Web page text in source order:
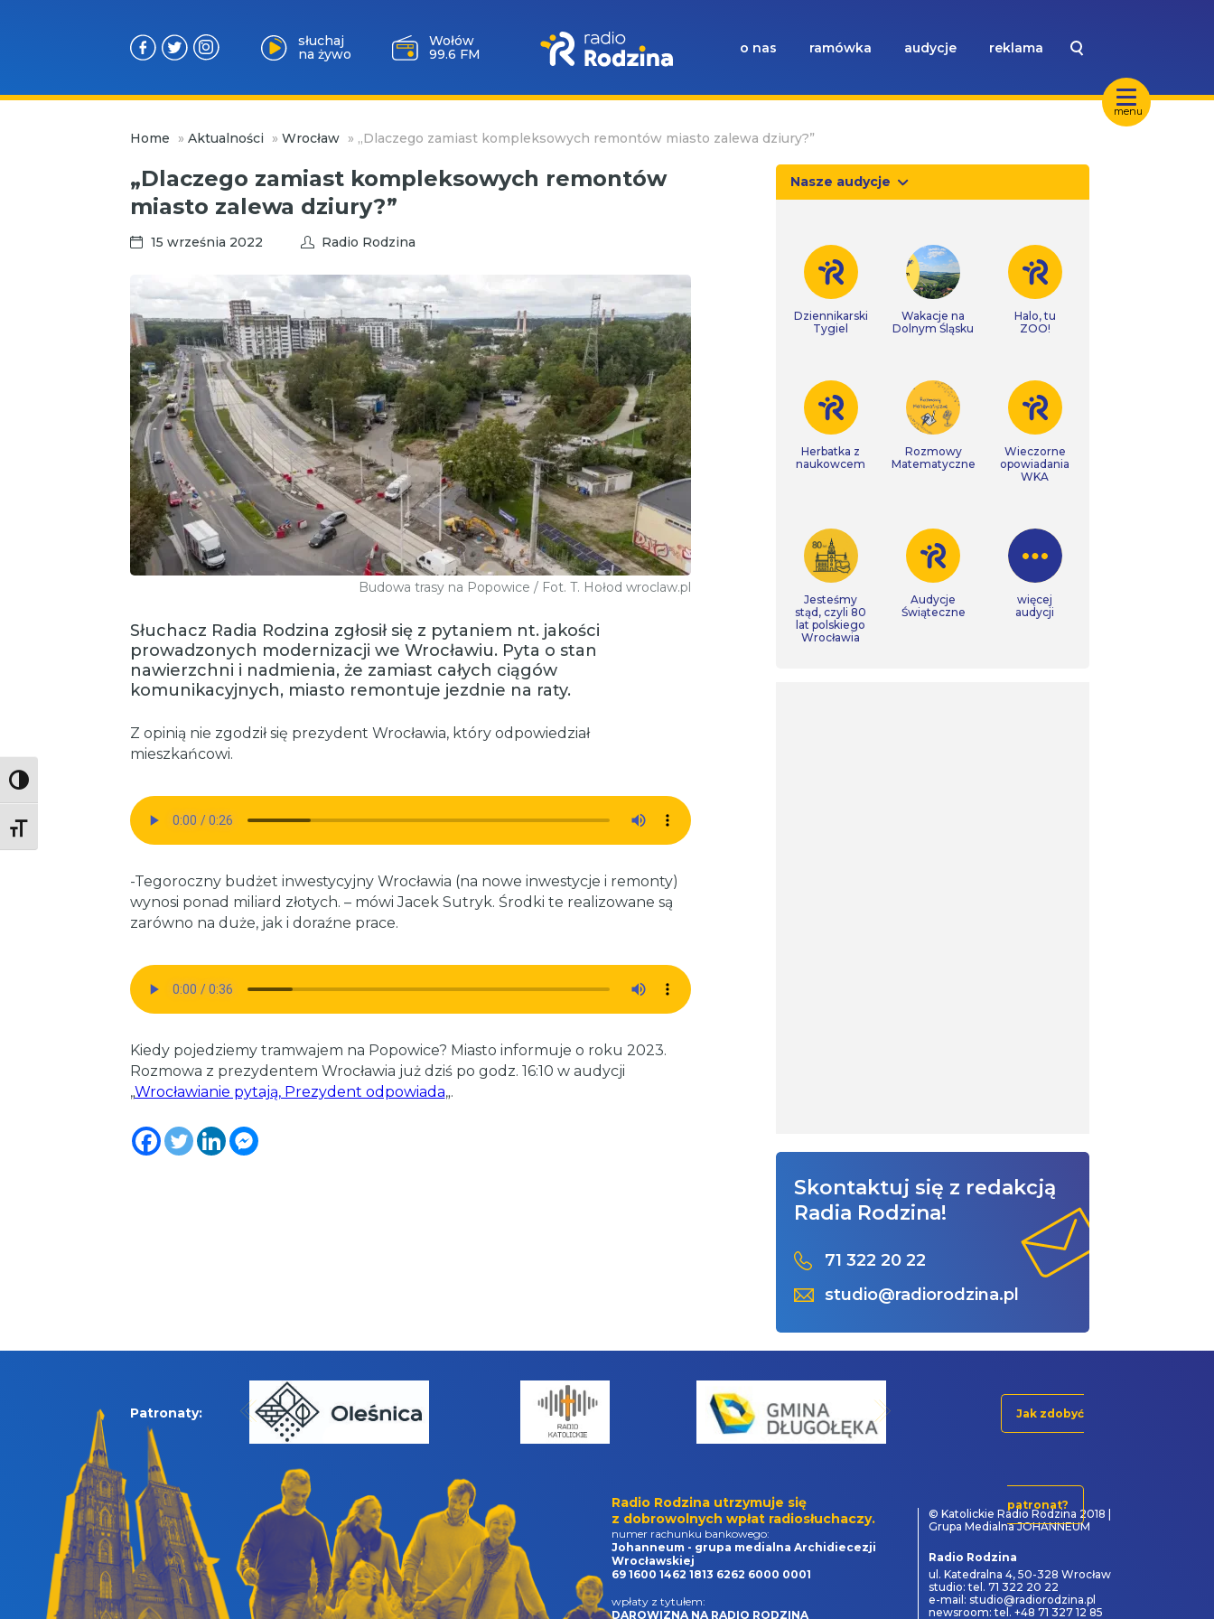
Toggle High Contrast
Toggle Font size
menu
słuchaj
na żywo
Milicz
88.5 FM
o nas ramówka audycje reklama
Home » Aktualności » Wrocław » „Dlaczego zamiast kompleksowych remontów miasto zalewa dziury?”
„Dlaczego zamiast kompleksowych remontów
miasto zalewa dziury?”
15 września 2022 Radio Rodzina
Budowa trasy na Popowice / Fot. T. Hołod wroclaw.pl
Słuchacz Radia Rodzina zgłosił się z pytaniem nt. jakości
prowadzonych modernizacji we Wrocławiu. Pyta o stan
nawierzchni i nadmienia, że zamiast całych ciągów
komunikacyjnych, miasto remontuje jezdnie na raty.
Z opinią nie zgodził się prezydent Wrocławia, który odpowiedział
mieszkańcowi.
-Tegoroczny budżet inwestycyjny Wrocławia (na nowe inwestycje i remonty)
wynosi ponad miliard złotych. – mówi Jacek Sutryk. Środki te realizowane są
zarówno na duże, jak i doraźne prace.
Kiedy pojedziemy tramwajem na Popowice? Miasto informuje o roku 2023.
Rozmowa z prezydentem Wrocławia już dziś po godz. 16:10 w audycji
„Wrocławianie pytają, Prezydent odpowiada„.
Nasze audycje
Dziennikarski
Tygiel
Wakacje na
Dolnym Śląsku
Halo, tu
ZOO!
Herbatka z
naukowcem
Rozmowy
Matematyczne
Wieczorne
opowiadania
WKA
Jesteśmy
stąd, czyli 80
lat polskiego
Wrocławia
Audycje
Świąteczne
więcej
audycji
Skontaktuj się z redakcją
Radia Rodzina!
71 322 20 22
studio@radiorodzina.pl
Patronaty: Jak zdobyć
patronat?
Radio Rodzina utrzymuje się
z dobrowolnych wpłat radiosłuchaczy.
numer rachunku bankowego:
Johanneum - grupa medialna Archidiecezji
Wrocławskiej
69 1600 1462 1813 6262 6000 0001
wpłaty z tytułem:
DAROWIZNA NA RADIO RODZINA
© Katolickie Radio Rodzina 2018 |
Grupa Medialna JOHANNEUM
Radio Rodzina
ul. Katedralna 4, 50-328 Wrocław
studio: tel. 71 322 20 22
e-mail: studio@radiorodzina.pl
newsroom: tel. +48 71 327 12 85